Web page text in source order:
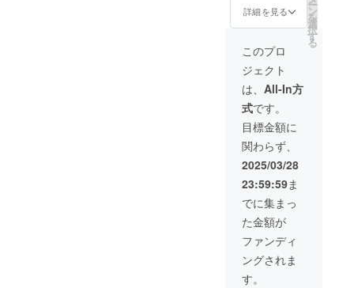
上
メッキ
・発送
予定：4
月～5月
・注意
事項：
写真は
イメー
ジで
プ・朱
（約）
：直径
70mm×
高さ
30mm
・重量
（約）
：60g
・容量
（約）
：
70ml ・
材
質
：ス
テンレ
ス ・仕
上
が入っ
ており
ます。 ​
（バテ
ンレー
ス・錦
鯉・
チュー
リッ
プ・朱
鷺） ・
サイズ
（約）
：直径
70mm×
高さ
30mm
・重量
（約）
：60g
・容量
詳細を見る ー
ン
を
選
択
す
る
このプロ
ジェクト
は、 All-In方
式です。
目標金額に
関わらず、
2025/03/28
23:59:59ま
でに集まっ
た金額が
ファンディ
ングされま
す。